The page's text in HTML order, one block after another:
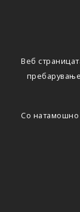
Веб
Со натамошно